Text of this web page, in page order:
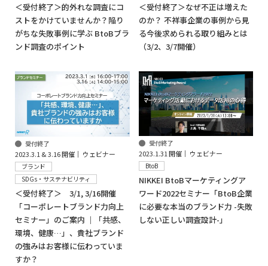
＜受付終了＞的外れな調査にコ
ストをかけていませんか？陥り
がちな失敗事例に学ぶ BtoBブラ
ンド調査のポイント
＜受付終了＞なぜ不正は増えた
のか？ 不祥事企業の事例から見
る今後求められる取り組みとは
（3/2、3/7開催）
受付終了
2023.3.1 & 3.16 開催│ ウェビナー
ブランド
SDGs・サステナビリティ
＜受付終了＞ 3/1, 3/16開催
「コーポレートブランド力向上
セミナー」のご案内 ｜「共感、
環境、健康…」、貴社ブランド
の強みはお客様に伝わっていま
すか？
受付終了
2023.1.31 開催│ ウェビナー
BtoB
NIKKEI BtoBマーケティングア
ワード2022セミナー「BtoB企業
に必要な本当のブランド力 -失敗
しない正しい調査設計-」